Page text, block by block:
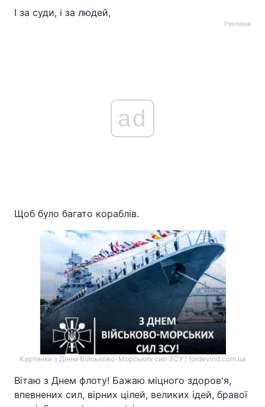
І за суди, і за людей,
Реклама
ad
Щоб було багато кораблів.
Картинки з Днем Військово-Морських сил ЗСУ / fordevind.com.ua
Вітаю з Днем флоту! Бажаю міцного здоров'я,
впевнених сил, вірних цілей, великих ідей, бравої